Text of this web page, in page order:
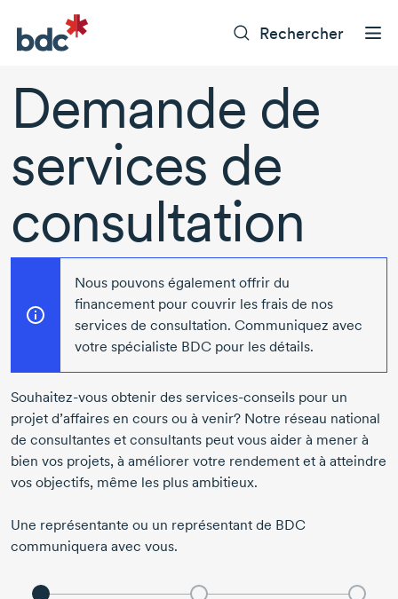
Rechercher
Demande de
services de
consultation
Nous pouvons également offrir du
financement pour couvrir les frais de nos
services de consultation. Communiquez avec
votre spécialiste BDC pour les détails.
Souhaitez-vous obtenir des services-conseils pour un
projet d’affaires en cours ou à venir? Notre réseau national
de consultantes et consultants peut vous aider à mener à
bien vos projets, à améliorer votre rendement et à atteindre
vos objectifs, même les plus ambitieux.
Une représentante ou un représentant de BDC
communiquera avec vous.